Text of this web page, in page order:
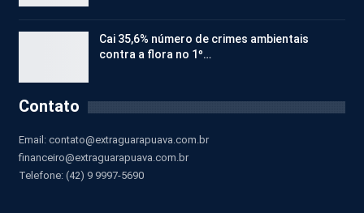
Cai 35,6% número de crimes ambientais
contra a flora no 1º…
Contato
Email: contato@extraguarapuava.com.br
financeiro@extraguarapuava.com.br
Telefone: (42) 9 9997-5690